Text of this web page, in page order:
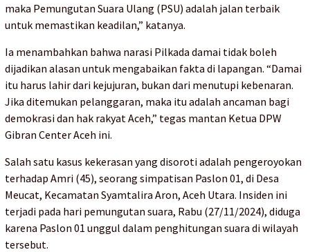
maka Pemungutan Suara Ulang (PSU) adalah jalan terbaik
untuk memastikan keadilan,” katanya.
Ia menambahkan bahwa narasi Pilkada damai tidak boleh
dijadikan alasan untuk mengabaikan fakta di lapangan. “Damai
itu harus lahir dari kejujuran, bukan dari menutupi kebenaran.
Jika ditemukan pelanggaran, maka itu adalah ancaman bagi
demokrasi dan hak rakyat Aceh,” tegas mantan Ketua DPW
Gibran Center Aceh ini.
Salah satu kasus kekerasan yang disoroti adalah pengeroyokan
terhadap Amri (45), seorang simpatisan Paslon 01, di Desa
Meucat, Kecamatan Syamtalira Aron, Aceh Utara. Insiden ini
terjadi pada hari pemungutan suara, Rabu (27/11/2024), diduga
karena Paslon 01 unggul dalam penghitungan suara di wilayah
tersebut.